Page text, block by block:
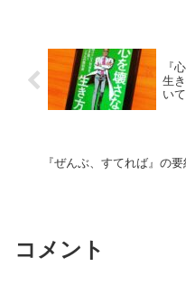
『
生
いて
『ぜんぶ、すてれば』の
コメント